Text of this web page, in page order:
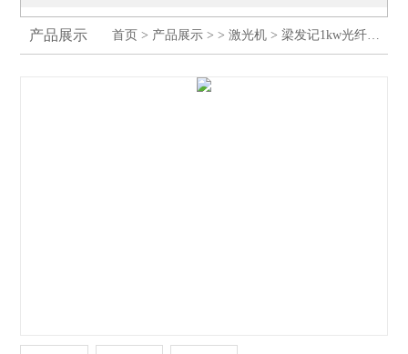
产品展示 首页 > 产品展示 > >激光机 > 梁发记1kw光纤激光切割机不锈钢板铁板切割